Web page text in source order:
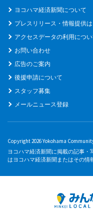
ヨコハマ経済新聞について
プレスリリース・情報提供
アクセスデータの利用につ
お問い合わせ
広告のご案内
後援申請について
スタッフ募集
メールニュース登録
Copyright 2026 Yokohama
ヨコハマ経済新聞に掲載の記事
はヨコハマ経済新聞またはその情